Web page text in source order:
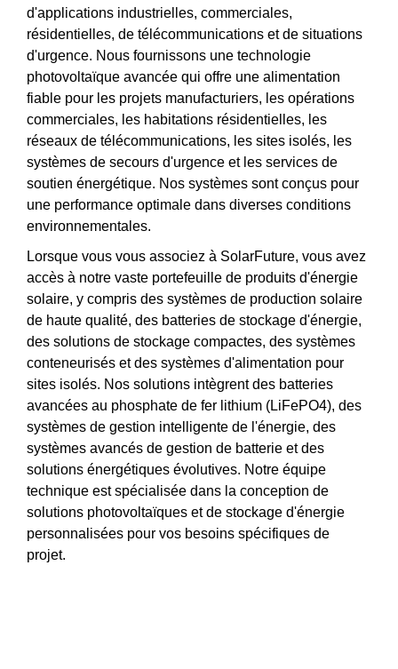
d'applications industrielles, commerciales,
résidentielles, de télécommunications et de situations
d'urgence. Nous fournissons une technologie
photovoltaïque avancée qui offre une alimentation
fiable pour les projets manufacturiers, les opérations
commerciales, les habitations résidentielles, les
réseaux de télécommunications, les sites isolés, les
systèmes de secours d'urgence et les services de
soutien énergétique. Nos systèmes sont conçus pour
une performance optimale dans diverses conditions
environnementales.
Lorsque vous vous associez à SolarFuture, vous avez
accès à notre vaste portefeuille de produits d'énergie
solaire, y compris des systèmes de production solaire
de haute qualité, des batteries de stockage d'énergie,
des solutions de stockage compactes, des systèmes
conteneurisés et des systèmes d'alimentation pour
sites isolés. Nos solutions intègrent des batteries
avancées au phosphate de fer lithium (LiFePO4), des
systèmes de gestion intelligente de l'énergie, des
systèmes avancés de gestion de batterie et des
solutions énergétiques évolutives. Notre équipe
technique est spécialisée dans la conception de
solutions photovoltaïques et de stockage d'énergie
personnalisées pour vos besoins spécifiques de
projet.